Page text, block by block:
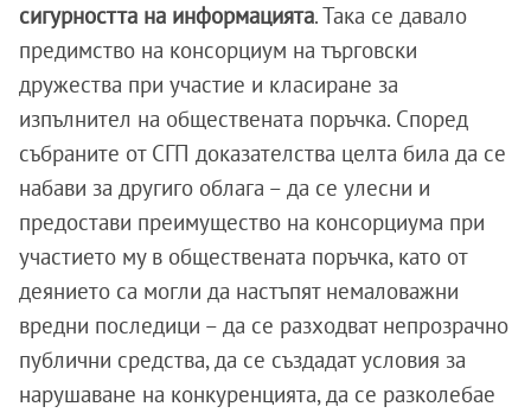
сигурността на информацията. Така се давало
предимство на консорциум на търговски
дружества при участие и класиране за
изпълнител на обществената поръчка. Според
събраните от СГП доказателства целта била да се
набави за другиго облага – да се улесни и
предостави преимущество на консорциума при
участието му в обществената поръчка, като от
деянието са могли да настъпят немаловажни
вредни последици – да се разходват непрозрачно
публични средства, да се създадат условия за
нарушаване на конкуренцията, да се разколебае